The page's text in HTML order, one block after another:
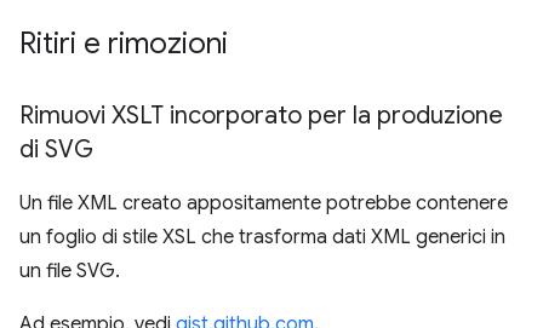
Ritiri e rimozioni
Rimuovi XSLT incorporato per la produzione
di SVG
Un file XML creato appositamente potrebbe contenere
un foglio di stile XSL che trasforma dati XML generici in
un file SVG.